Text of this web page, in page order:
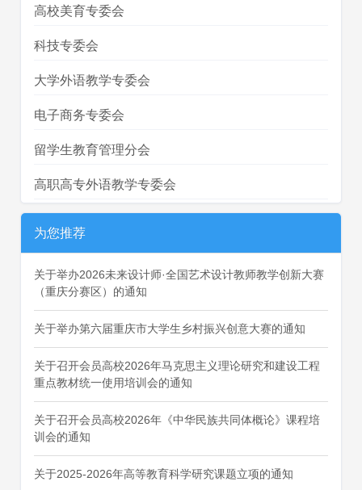
高校美育专委会
科技专委会
大学外语教学专委会
电子商务专委会
留学生教育管理分会
高职高专外语教学专委会
为您推荐
关于举办2026未来设计师·全国艺术设计教师教学创新大赛
（重庆分赛区）的通知
关于举办第六届重庆市大学生乡村振兴创意大赛的通知
关于召开会员高校2026年马克思主义理论研究和建设工程
重点教材统一使用培训会的通知
关于召开会员高校2026年《中华民族共同体概论》课程培
训会的通知
关于2025-2026年高等教育科学研究课题立项的通知